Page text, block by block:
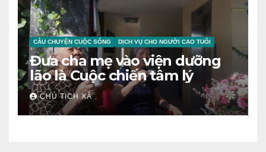
CÂU CHUYỆN CUỘC SỐNG DỊCH VỤ CHO NGƯỜI CAO TUỔI
Đưa cha mẹ vào viện dưỡng
lão là Cuộc chiến tâm lý
CHỦ TỊCH XÃ